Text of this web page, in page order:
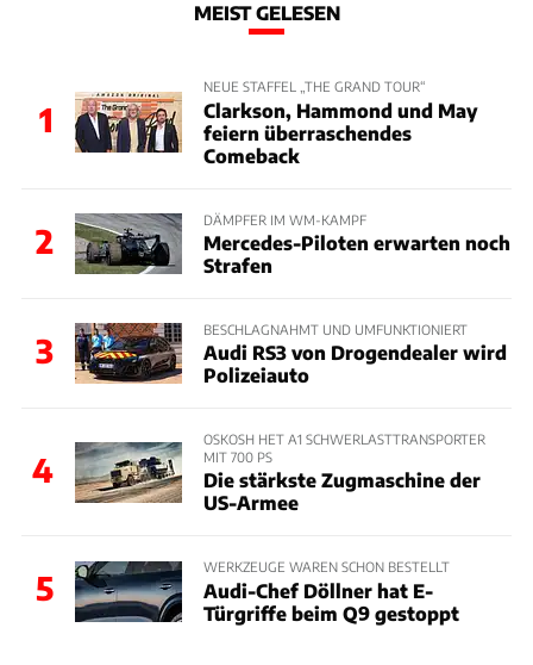
MEIST GELESEN
1
NEUE STAFFEL „THE GRAND TOUR“
Clarkson, Hammond und May
feiern überraschendes
Comeback
2
DÄMPFER IM WM-KAMPF
Mercedes-Piloten erwarten noch
Strafen
3
BESCHLAGNAHMT UND UMFUNKTIONIERT
Audi RS3 von Drogendealer wird
Polizeiauto
4
OSKOSH HET A1 SCHWERLASTTRANSPORTER
MIT 700 PS
Die stärkste Zugmaschine der
US-Armee
5
WERKZEUGE WAREN SCHON BESTELLT
Audi-Chef Döllner hat E-
Türgriffe beim Q9 gestoppt